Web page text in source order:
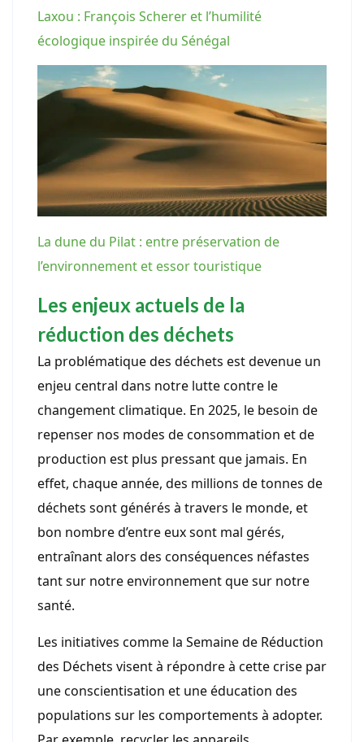
Laxou : François Scherer et l’humilité
écologique inspirée du Sénégal
La dune du Pilat : entre préservation de
l’environnement et essor touristique
Les enjeux actuels de la
réduction des déchets
La problématique des déchets est devenue un
enjeu central dans notre lutte contre le
changement climatique. En 2025, le besoin de
repenser nos modes de consommation et de
production est plus pressant que jamais. En
effet, chaque année, des millions de tonnes de
déchets sont générés à travers le monde, et
bon nombre d’entre eux sont mal gérés,
entraînant alors des conséquences néfastes
tant sur notre environnement que sur notre
santé.
Les initiatives comme la Semaine de Réduction
des Déchets visent à répondre à cette crise par
une conscientisation et une éducation des
populations sur les comportements à adopter.